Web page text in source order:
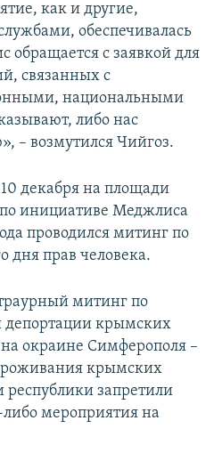
как и другие,
обеспечивалась
обращается с заявкой для
связанных с
национальными
либо нас
– возмутился Чийгоз.
декабря на площади
инициативе Меджлиса
проводился митинг по
дня прав человека.
митинг по
крымских
окраине Симферополя –
крымских
республики запретили
мероприятия на